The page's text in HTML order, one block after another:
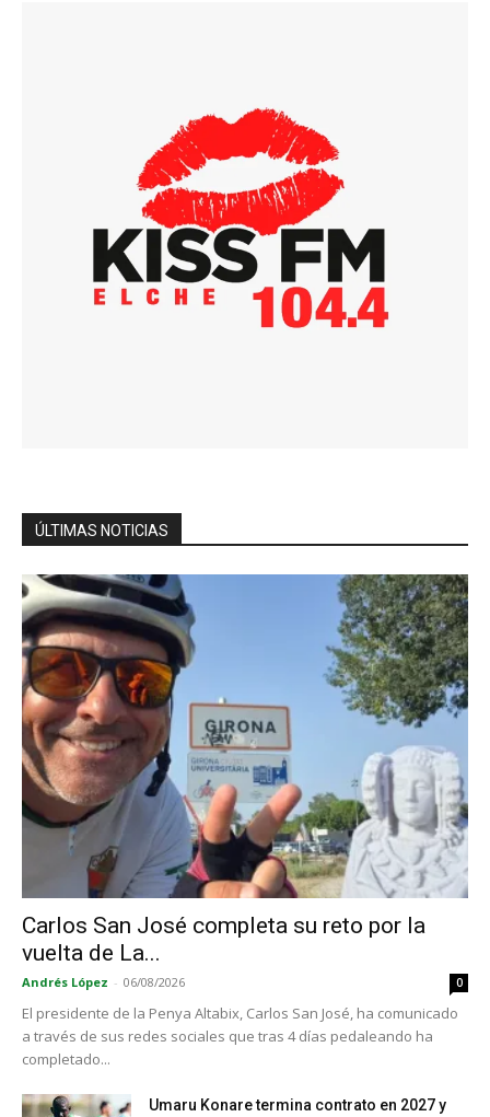
ÚLTIMAS NOTICIAS
Carlos San José completa su reto por la
vuelta de La...
Andrés López - 06/08/2026 0
El presidente de la Penya Altabix, Carlos San José, ha comunicado
a través de sus redes sociales que tras 4 días pedaleando ha
completado...
Umaru Konare termina contrato en 2027 y